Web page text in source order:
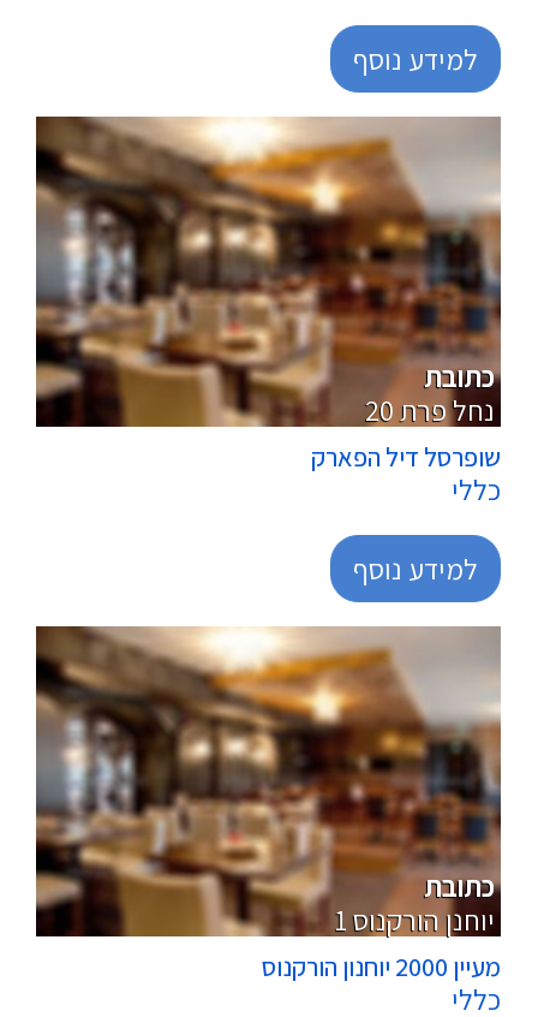
למידע נוסף
מרכולים
כתובת
20 נחל פרת
שופרסל דיל הפארק
כללי
למידע נוסף
מרכולים
כתובת
1 יוחנן הורקנוס
מעיין 2000 יוחנון הורקנוס
כללי